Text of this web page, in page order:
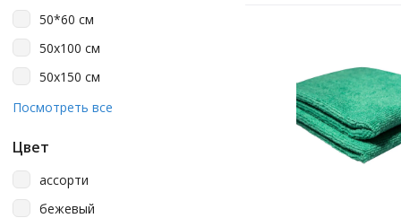
Paclan
Vclean
Vileda Professional
York
50*60 см
50х100 см
50х150 см
50х60 см
60х35 см
Посмотреть все
Цвет
ассорти
бежевый